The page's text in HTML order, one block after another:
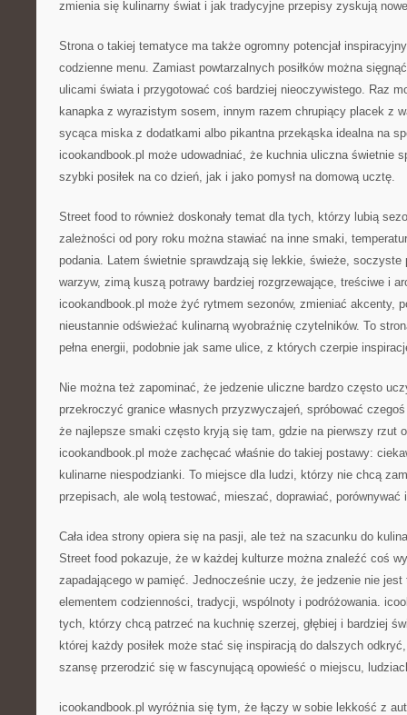
zmienia się kulinarny świat i jak tradycyjne przepisy zyskują
Strona o takiej tematyce ma także ogromny potencjał
codzienne menu. Zamiast powtarzalnych posiłków można
ulicami świata i przygotować coś bardziej nieoczywistego. Raz
kanapka z wyrazistym sosem, innym razem chrupiący placek z
sycąca miska z dodatkami albo pikantna przekąska idealna na
icookandbook.pl może udowadniać, że kuchnia uliczna świetnie
szybki posiłek na co dzień, jak i jako pomysł na domową ucztę.
Street food to również doskonały temat dla tych, którzy lubią
zależności od pory roku można stawiać na inne smaki,
podania. Latem świetnie sprawdzają się lekkie, świeże, soczyste
warzyw, zimą kuszą potrawy bardziej rozgrzewające, treściwe i
icookandbook.pl może żyć rytmem sezonów, zmieniać akcenty,
nieustannie odświeżać kulinarną wyobraźnię czytelników. To
pełna energii, podobnie jak same ulice, z których czerpie
Nie można też zapominać, że jedzenie uliczne bardzo często
przekroczyć granice własnych przyzwyczajeń, spróbować
że najlepsze smaki często kryją się tam, gdzie na pierwszy rzut
icookandbook.pl może zachęcać właśnie do takiej postawy:
kulinarne niespodzianki. To miejsce dla ludzi, którzy nie chcą
przepisach, ale wolą testować, mieszać, doprawiać, porównywać
Cała idea strony opiera się na pasji, ale też na szacunku do
Street food pokazuje, że w każdej kulturze można znaleźć coś
zapadającego w pamięć. Jednocześnie uczy, że jedzenie nie
elementem codzienności, tradycji, wspólnoty i podróżowania.
tych, którzy chcą patrzeć na kuchnię szerzej, głębiej i bardziej
której każdy posiłek może stać się inspiracją do dalszych
szansę przerodzić się w fascynującą opowieść o miejscu,
icookandbook.pl wyróżnia się tym, że łączy w sobie lekkość z